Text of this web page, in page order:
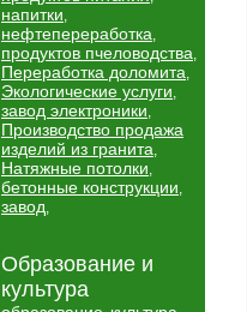
напитки,
нефтепереработка,
продуктов пчеловодства,
Переработка доломита,
Экологические услуги,
завод электроники,
Производство продажа
изделий из гранита,
Натяжные потолки,
бетонные конструкции,
завод,
Образование и
культура